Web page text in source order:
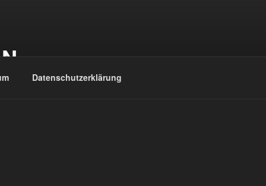
Datenschutzerklärung